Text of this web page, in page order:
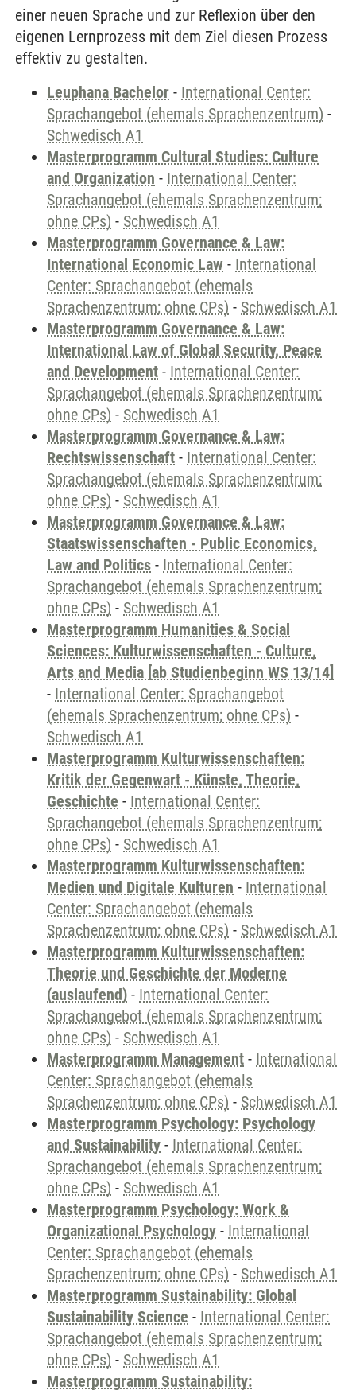
einer neuen Sprache und zur Reflexion über den
eigenen Lernprozess mit dem Ziel diesen Prozess
effektiv zu gestalten.
Leuphana Bachelor - International Center:
Sprachangebot (ehemals Sprachenzentrum) -
Schwedisch A1
Masterprogramm Cultural Studies: Culture
and Organization - International Center:
Sprachangebot (ehemals Sprachenzentrum;
ohne CPs) - Schwedisch A1
Masterprogramm Governance & Law:
International Economic Law - International
Center: Sprachangebot (ehemals
Sprachenzentrum; ohne CPs) - Schwedisch A1
Masterprogramm Governance & Law:
International Law of Global Security, Peace
and Development - International Center:
Sprachangebot (ehemals Sprachenzentrum;
ohne CPs) - Schwedisch A1
Masterprogramm Governance & Law:
Rechtswissenschaft - International Center:
Sprachangebot (ehemals Sprachenzentrum;
ohne CPs) - Schwedisch A1
Masterprogramm Governance & Law:
Staatswissenschaften - Public Economics,
Law and Politics - International Center:
Sprachangebot (ehemals Sprachenzentrum;
ohne CPs) - Schwedisch A1
Masterprogramm Humanities & Social
Sciences: Kulturwissenschaften - Culture,
Arts and Media [ab Studienbeginn WS 13/14]
- International Center: Sprachangebot
(ehemals Sprachenzentrum; ohne CPs) -
Schwedisch A1
Masterprogramm Kulturwissenschaften:
Kritik der Gegenwart - Künste, Theorie,
Geschichte - International Center:
Sprachangebot (ehemals Sprachenzentrum;
ohne CPs) - Schwedisch A1
Masterprogramm Kulturwissenschaften:
Medien und Digitale Kulturen - International
Center: Sprachangebot (ehemals
Sprachenzentrum; ohne CPs) - Schwedisch A1
Masterprogramm Kulturwissenschaften:
Theorie und Geschichte der Moderne
(auslaufend) - International Center:
Sprachangebot (ehemals Sprachenzentrum;
ohne CPs) - Schwedisch A1
Masterprogramm Management - International
Center: Sprachangebot (ehemals
Sprachenzentrum; ohne CPs) - Schwedisch A1
Masterprogramm Psychology: Psychology
and Sustainability - International Center:
Sprachangebot (ehemals Sprachenzentrum;
ohne CPs) - Schwedisch A1
Masterprogramm Psychology: Work &
Organizational Psychology - International
Center: Sprachangebot (ehemals
Sprachenzentrum; ohne CPs) - Schwedisch A1
Masterprogramm Sustainability: Global
Sustainability Science - International Center:
Sprachangebot (ehemals Sprachenzentrum;
ohne CPs) - Schwedisch A1
Masterprogramm Sustainability: